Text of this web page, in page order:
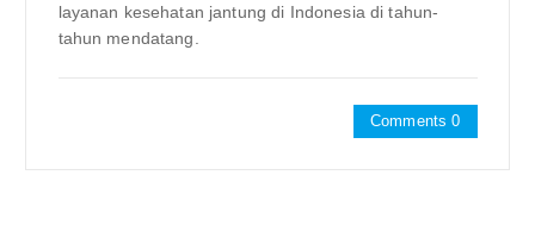
layanan kesehatan jantung di Indonesia di tahun-
tahun mendatang.
Comments 0